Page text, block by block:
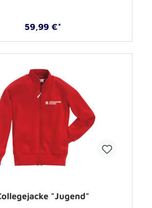
59,99 €*
"Jugend"